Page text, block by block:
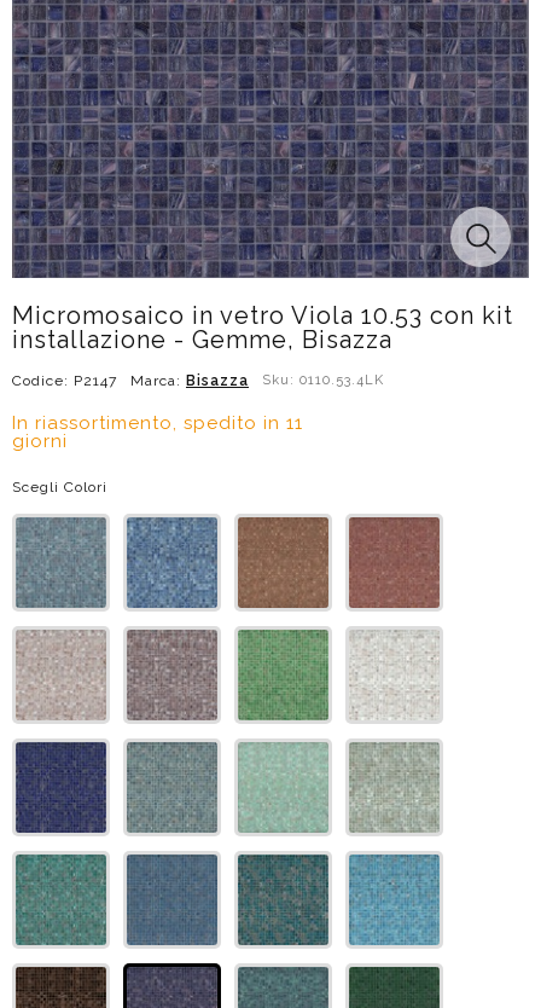
Micromosaico in vetro Viola 10.53 con kit
installazione - Gemme, Bisazza
Codice: P2147 Marca: Bisazza Sku: 0110.53.4LK
In riassortimento, spedito in 11
giorni
Scegli Colori